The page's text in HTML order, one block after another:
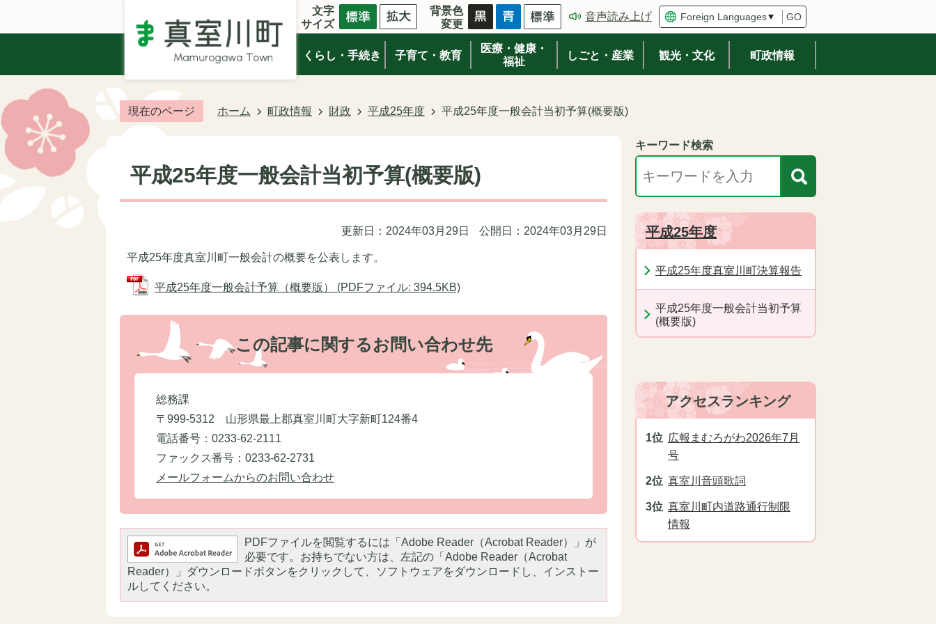
文字
サイズ
背景色
変更
音声読み上げ GO
くらし・手続き 子育て・教育
医療・健康・
福祉
しごと・産業 観光・文化 町政情報
現在のページ ホーム 町政情報 財政 平成25年度 平成25年度一般会計当初予算(概要版)
平成25年度一般会計当初予算(概要版)
更新日：2024年03月29日 公開日：2024年03月29日
平成25年度真室川町一般会計の概要を公表します。
平成25年度一般会計予算（概要版） (PDFファイル: 394.5KB)
この記事に関するお問い合わせ先
総務課
〒999-5312 山形県最上郡真室川町大字新町124番4
電話番号：0233-62-2111
ファックス番号：0233-62-2731
メールフォームからのお問い合わせ
PDFファイルを閲覧するには「Adobe Reader（Acrobat Reader）」が
必要です。お持ちでない方は、左記の「Adobe Reader（Acrobat
Reader）」ダウンロードボタンをクリックして、ソフトウェアをダウンロードし、インストー
ルしてください。
キーワード検索
平成25年度
平成25年度真室川町決算報告
平成25年度一般会計当初予算
(概要版)
アクセスランキング
広報まむろがわ2026年7月
号
真室川音頭歌詞
真室川町内道路通行制限
情報